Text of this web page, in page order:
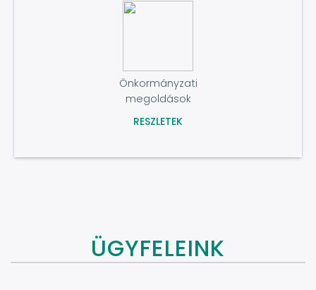
Önkormányzati
megoldások
RESZLETEK
ÜGYFELEINK